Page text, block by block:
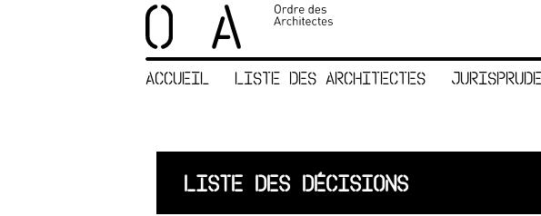
ACCUEIL LISTE DES ARCHITECTES
LISTE DES DÉCISIONS